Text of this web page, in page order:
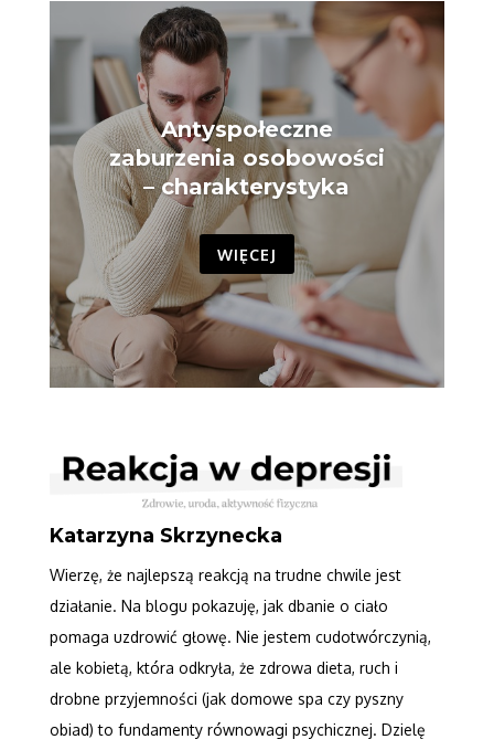
Antyspołeczne
zaburzenia osobowości
– charakterystyka
WIĘCEJ
Katarzyna Skrzynecka
Wierzę, że najlepszą reakcją na trudne chwile jest
działanie. Na blogu pokazuję, jak dbanie o ciało
pomaga uzdrowić głowę. Nie jestem cudotwórczynią,
ale kobietą, która odkryła, że zdrowa dieta, ruch i
drobne przyjemności (jak domowe spa czy pyszny
obiad) to fundamenty równowagi psychicznej. Dzielę